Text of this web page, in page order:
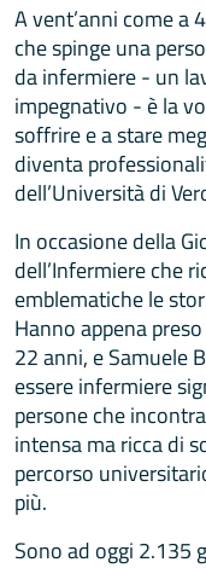
A vent’anni come a
che spinge una
da infermiere - un
impegnativo - è la
soffrire e a stare
diventa
dell’Università di
In occasione della
dell’Infermiere che
emblematiche le
Hanno appena
22 anni, e Samuele
essere infermiere
persone che
intensa ma ricca di
percorso
più.
Sono ad oggi 2.135